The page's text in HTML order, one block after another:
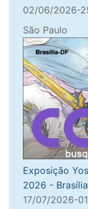
02/06/2026-
São Paulo
Exposição
2026 -
17/07/2026-